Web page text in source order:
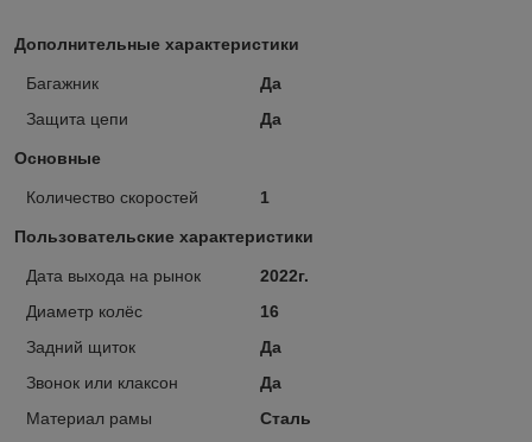
Дополнительные характеристики
Багажник
Да
Защита цепи
Да
Основные
Количество скоростей 1
Пользовательские характеристики
Дата выхода на рынок
2022г.
Диаметр колёс
16
Задний щиток
Да
Звонок или клаксон
Да
Материал рамы
Сталь